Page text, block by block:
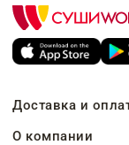
Доставка и
О компании